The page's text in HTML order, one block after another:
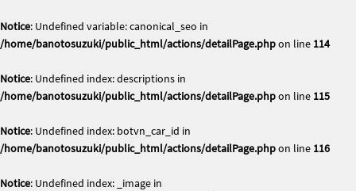
Notice: Undefined variable: canonical_seo in
/home/banotosuzuki/public_html/actions/detailPage.phpon line 114
Notice: Undefined index: descriptions in
/home/banotosuzuki/public_html/actions/detailPage.phpon line 115
Notice: Undefined index: botvn_car_id in
/home/banotosuzuki/public_html/actions/detailPage.phpon line 116
Notice: Undefined index: _image in